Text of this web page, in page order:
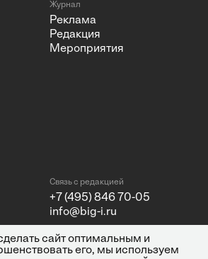
Журнал
Реклама
Редакция
Мероприятия
Связь с редакцией
+7 (495) 846 70-05
info@big-i.ru
сайт оптимальным и
его, мы используем